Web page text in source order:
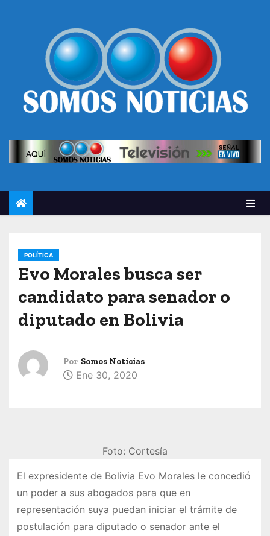
POLÍTICA
Evo Morales busca ser
candidato para senador o
diputado en Bolivia
Por Somos Noticias
Ene 30, 2020
Foto: Cortesía
El expresidente de Bolivia Evo Morales le concedió
un poder a sus abogados para que en
representación suya puedan iniciar el trámite de
postulación para diputado o senador ante el